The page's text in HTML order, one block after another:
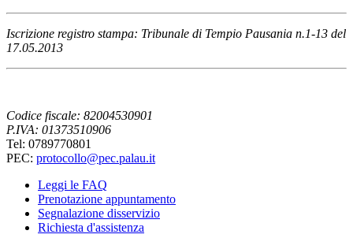
Iscrizione registro stampa: Tribunale di Tempio Pausania n.1-13 del
17.05.2013
Codice fiscale: 82004530901
P.IVA: 01373510906
Tel: 0789770801
PEC: protocollo@pec.palau.it
Leggi le FAQ
Prenotazione appuntamento
Segnalazione disservizio
Richiesta d'assistenza